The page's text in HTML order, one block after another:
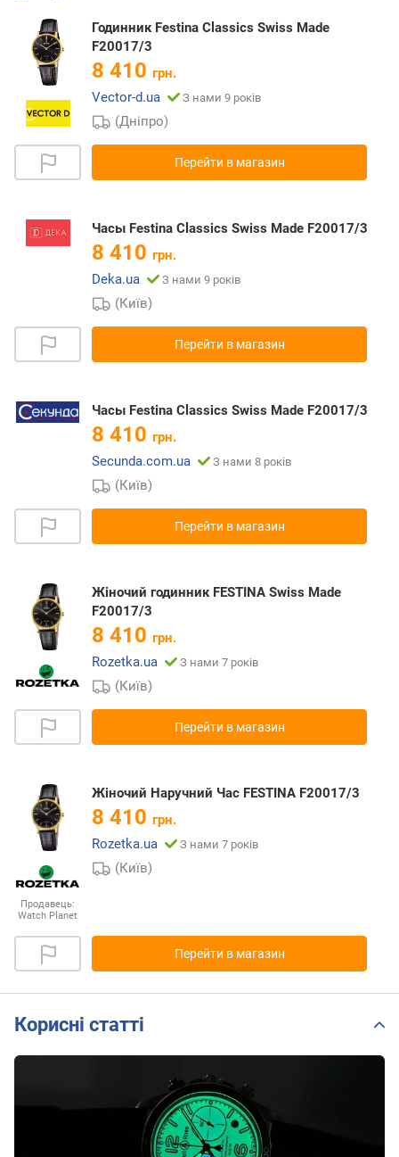
Годинник Festina Classics Swiss Made
F20017/3
8 410 грн.
Vector-d.ua
З нами 9 років
(Дніпро)
Перейти в магазин
Часы Festina Classics Swiss Made F20017/3
8 410 грн.
Deka.ua
З нами 9 років
(Київ)
Перейти в магазин
Часы Festina Classics Swiss Made F20017/3
8 410 грн.
Secunda.com.ua
З нами 8 років
(Київ)
Перейти в магазин
Жіночий годинник FESTINA Swiss Made
F20017/3
8 410 грн.
Rozetka.ua
З нами 7 років
(Київ)
Перейти в магазин
Продавець:
Watch Planet
Жіночий Наручний Час FESTINA F20017/3
8 410 грн.
Rozetka.ua
З нами 7 років
(Київ)
Перейти в магазин
Корисні статті